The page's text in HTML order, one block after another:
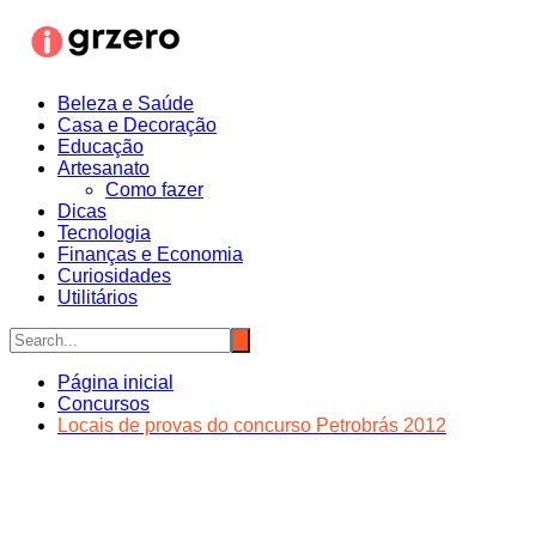
para
Beleza e Saúde
Casa e Decoração
Educação
Artesanato
Como fazer
Dicas
Tecnologia
Finanças e Economia
Curiosidades
Utilitários
Página inicial
Concursos
Locais de provas do concurso Petrobrás 2012